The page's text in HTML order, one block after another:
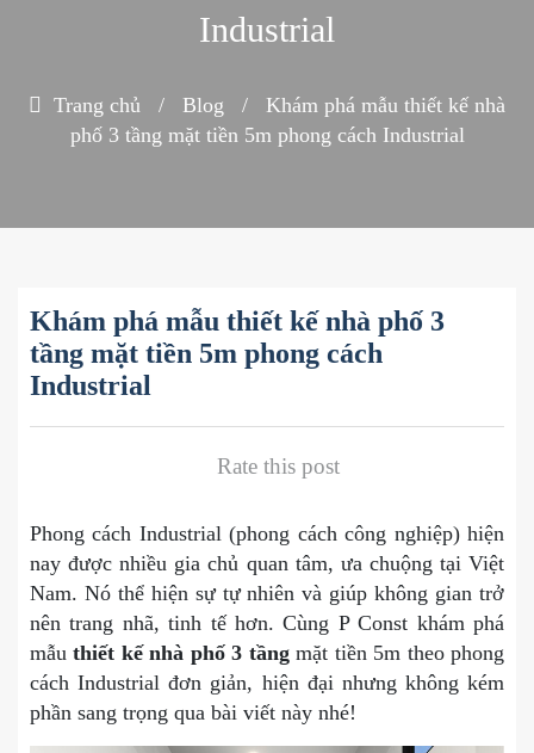
Industrial
Trang chủ / Blog /
Khám phá mẫu thiết kế nhà
phố 3 tầng mặt tiền 5m phong cách Industrial
Khám phá mẫu thiết kế nhà phố 3
tầng mặt tiền 5m phong cách
Industrial
Rate this post
Phong cách Industrial (phong cách công nghiệp) hiện
nay được nhiều gia chủ quan tâm, ưa chuộng tại Việt
Nam. Nó thể hiện sự tự nhiên và giúp không gian trở
nên trang nhã, tinh tế hơn. Cùng P Const khám phá
mẫuthiết kế nhà phố 3 tầngmặt tiền 5m theo phong
cách Industrial đơn giản, hiện đại nhưng không kém
phần sang trọng qua bài viết này nhé!